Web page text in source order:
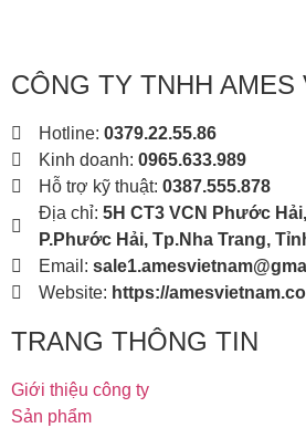
CÔNG TY TNHH AMES
Hotline: 0379.22.55.86
Kinh doanh: 0965.633.989
Hỗ trợ kỹ thuật: 0387.555.878
Địa chỉ: 5H CT3 VCN Phước
P.Phước Hải, Tp.Nha Trang,
Email:
Website: https://
TRANG THÔNG TIN
Giới thiệu công ty
Sản phẩm